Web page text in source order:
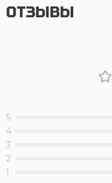
ОТЗЫВЫ
5
4
3
2
1